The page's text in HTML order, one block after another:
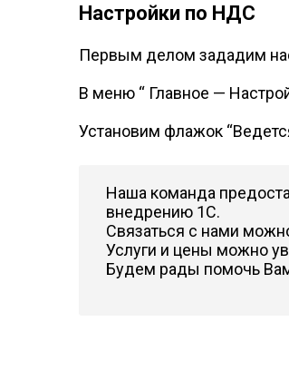
Настройки по НДС
Первым делом зададим
В меню “ Главное —
Установим флажок
Наша команда
внедрению 1С.
Связаться с нами
Услуги и цены можно
Будем рады помочь